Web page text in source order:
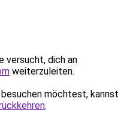
versucht, dich an
weiterzuleiten.
möchtest, kannst
.